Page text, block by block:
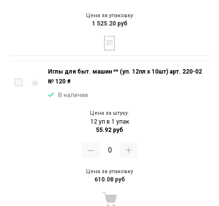
Цена за упаковку
1 525.20 руб
Иглы для быт. машин ** (уп. 12пл х 10шт) арт. 220-02
№ 120 #
В наличии
Цена за штуку:
12 уп в 1 упак
55.92 руб
Цена за упаковку
610.08 руб